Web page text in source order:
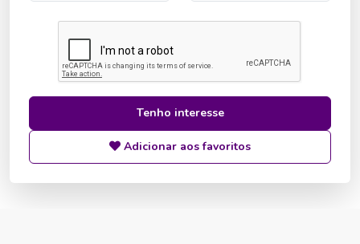
Tenho interesse
Adicionar aos favoritos